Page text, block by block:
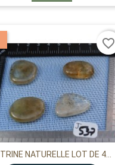
NATURELLE LOT DE 4...
favorite_border